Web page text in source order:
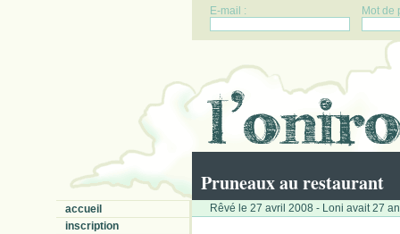
E-mail : Mot de
Pruneaux au restaurant
accueil
inscription
Rêvé le 27 avril 2008 - Loni avait 27